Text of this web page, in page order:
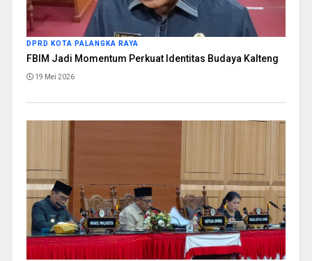
DPRD KOTA PALANGKA RAYA
FBIM Jadi Momentum Perkuat Identitas Budaya Kalteng
19 Mei 2026